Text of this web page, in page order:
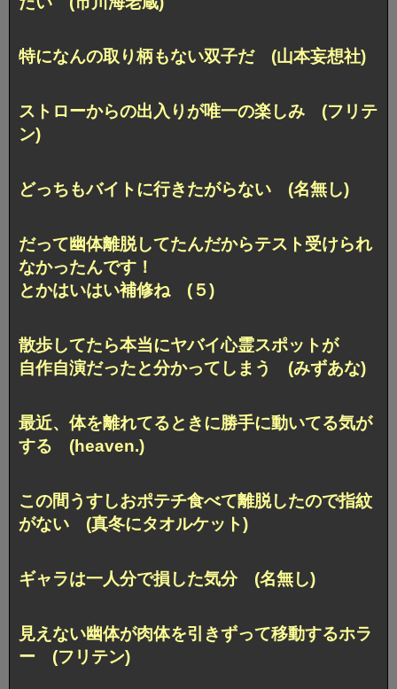
特になんの取り柄もない双子だ (山本妄想社)
ストローからの出入りが唯一の楽しみ (フリテ
ン)
どっちもバイトに行きたがらない (名無し)
だって幽体離脱してたんだからテスト受けられ
なかったんです！
とかはいはい補修ね (５)
散歩してたら本当にヤバイ心霊スポットが
自作自演だったと分かってしまう (みずあな)
最近、体を離れてるときに勝手に動いてる気が
する (heaven.)
この間うすしおポテチ食べて離脱したので指紋
がない (真冬にタオルケット)
ギャラは一人分で損した気分 (名無し)
見えない幽体が肉体を引きずって移動するホラ
ー (フリテン)